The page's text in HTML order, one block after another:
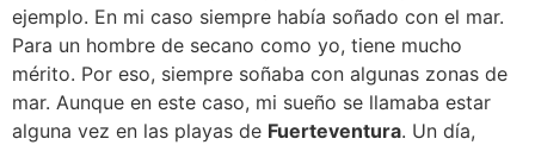
ejemplo. En mi caso siempre había soñado con el mar.
Para un hombre de secano como yo, tiene mucho
mérito. Por eso, siempre soñaba con algunas zonas de
mar. Aunque en este caso, mi sueño se llamaba estar
alguna vez en las playas de Fuerteventura. Un día,